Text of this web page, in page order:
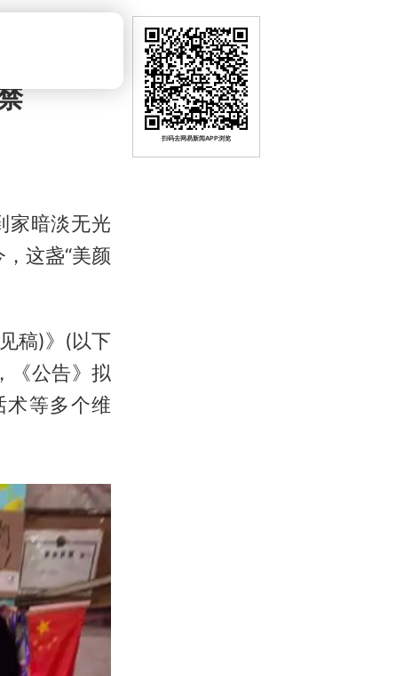
家暗淡无光
这盏“美颜
稿)》(以下
《公告》拟
术等多个维
扫码去网易新闻APP浏览